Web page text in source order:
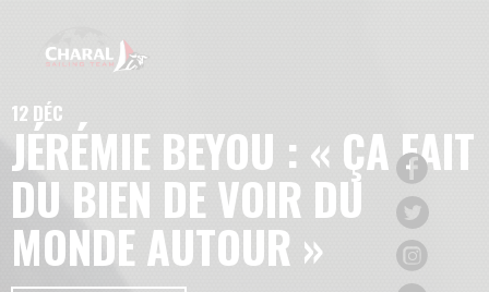
12 DÉC
JÉRÉMIE BEYOU : « ÇA FAIT
DU BIEN DE VOIR DU
MONDE AUTOUR »